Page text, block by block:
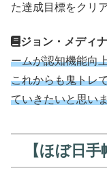
た達成目標をクリ
ジョン・メディ
ームが認知機能向
これからも鬼トレ
ていきたいと思い
【ほぼ日